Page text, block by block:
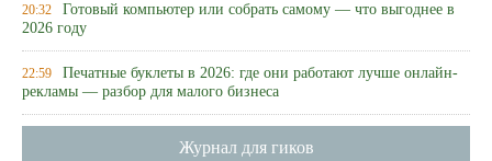
20:32 Готовый компьютер или собрать самому — что выгоднее в
2026 году
22:59 Печатные буклеты в 2026: где они работают лучше онлайн-
рекламы — разбор для малого бизнеса
Журнал для гиков